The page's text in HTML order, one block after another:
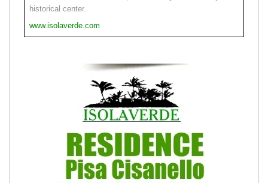
historical center.
www.isolaverde.com